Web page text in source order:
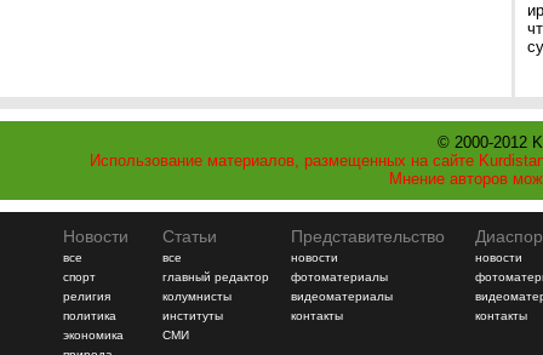
© 2000-2012
Использование материалов, размещенных на сайте
Мнение авторов
Новости
все
спорт
религия
политика
экономика
Статьи
все
главный редактор
колумнисты
институты
СМИ
Представительство
новости
фотоматериалы
видеоматериалы
контакты
новости
контакты